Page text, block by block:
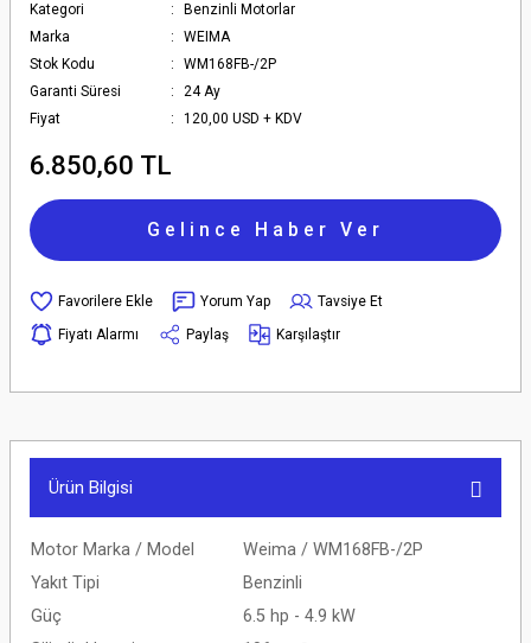
Kategori
Benzinli Motorlar
Marka
WEIMA
Stok Kodu
WM168FB-/2P
Garanti Süresi
24 Ay
Fiyat
120,00 USD + KDV
6.850,60 TL
Gelince Haber Ver
Yorum Yap
Tavsiye Et
Fiyatı Alarmı
Paylaş Karşılaştır
Ürün Bilgisi
Motor Marka / Model
Weima / WM168FB-/2P
Yakıt Tipi
Benzinli
Güç
6.5 hp - 4.9 kW